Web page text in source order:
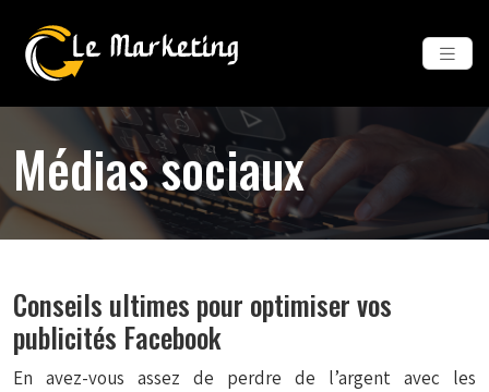
Médias sociaux
Conseils ultimes pour optimiser vos
publicités Facebook
En avez-vous assez de perdre de l’argent avec les